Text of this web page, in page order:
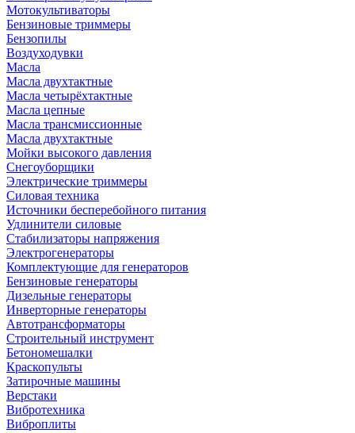
Мотокультиваторы
Бензиновые триммеры
Бензопилы
Воздуходувки
Масла
Масла двухтактные
Масла четырёхтактные
Масла цепные
Масла трансмиссионные
Масла двухтактные
Мойки высокого давления
Снегоуборщики
Электрические триммеры
Силовая техника
Источники бесперебойного питания
Удлинители силовые
Стабилизаторы напряжения
Электрогенераторы
Комплектующие для генераторов
Бензиновые генераторы
Дизельные генераторы
Инверторные генераторы
Автотрансформаторы
Строительный инструмент
Бетономешалки
Краскопульты
Затирочные машины
Верстаки
Вибротехника
Виброплиты